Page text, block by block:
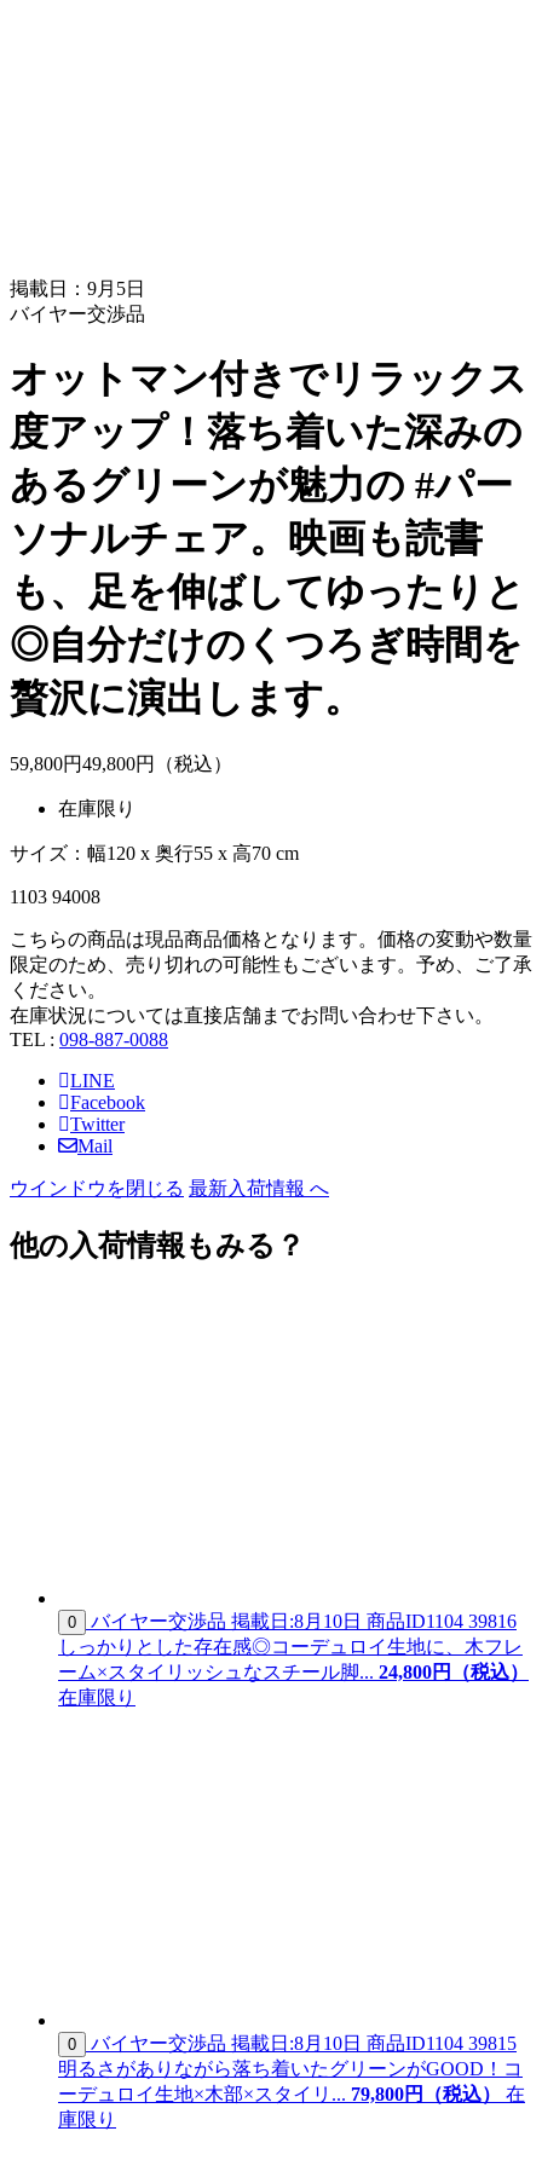
掲載日：9月5日
バイヤー交渉品
オットマン付きでリラックス
度アップ！落ち着いた深みの
あるグリーンが魅力の #パー
ソナルチェア。映画も読書
も、足を伸ばしてゆったりと
◎自分だけのくつろぎ時間を
贅沢に演出します。
59,800円49,800円（税込）
在庫限り
サイズ：幅120 x 奥行55 x 高70 cm
1103 94008
こちらの商品は現品商品価格となります。価格の変動や数量
限定のため、売り切れの可能性もございます。予め、ご了承
ください。
在庫状況については直接店舗までお問い合わせ下さい。
TEL : 098-887-0088
LINE
Facebook
Twitter
Mail
ウインドウを閉じる 最新入荷情報 へ
他の入荷情報もみる？
0 バイヤー交渉品 掲載日:8月10日 商品ID1104 39816
しっかりとした存在感◎コーデュロイ生地に、木フレ
ーム×スタイリッシュなスチール脚... 24,800円（税込）
在庫限り
0 バイヤー交渉品 掲載日:8月10日 商品ID1104 39815
明るさがありながら落ち着いたグリーンがGOOD！コ
ーデュロイ生地×木部×スタイリ... 79,800円（税込）
在
庫限り